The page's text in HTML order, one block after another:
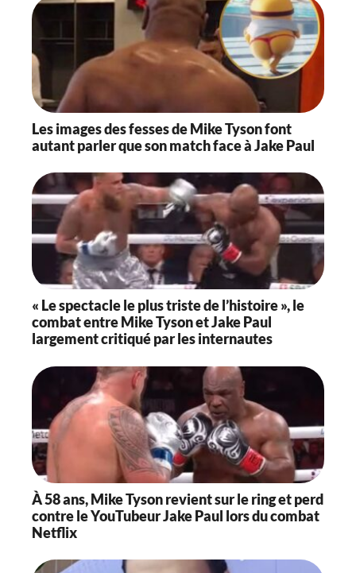
Les images des fesses de Mike Tyson font
autant parler que son match face à Jake Paul
« Le spectacle le plus triste de l’histoire », le
combat entre Mike Tyson et Jake Paul
largement critiqué par les internautes
À 58 ans, Mike Tyson revient sur le ring et perd
contre le YouTubeur Jake Paul lors du combat
Netflix